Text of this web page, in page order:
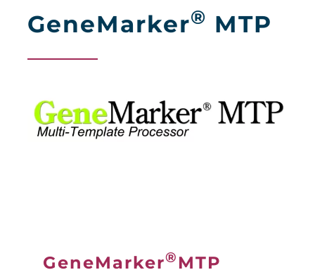
GeneMarker® MTP
GeneMarker® MTP